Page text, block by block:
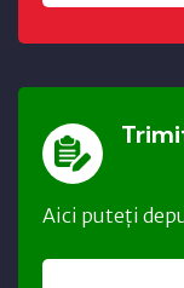
Aici puteți